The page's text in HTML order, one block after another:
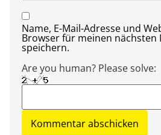
Name, E-Mail-Adresse und
Browser für meinen nächsten
speichern.
Are you human? Please solve: